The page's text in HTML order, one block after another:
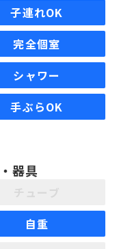
子連れOK
完全個室
シャワー
手ぶらOK
器具
自重